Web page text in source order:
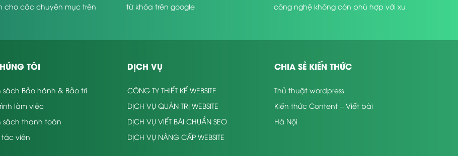
trang web bđs có thể bạn chưa biết
rầm rộ. Kéo theo đó là sự phát triển của lĩnh vực nghề bán bất động sản. &Amp; đối với các Công ty, đơn vị
một trang web chính chủ. Website này sẽ là bộ mặt của Cty trên môi trường mạng. Là phương tiện tìm khách
nâng cao độ đáng tin cậy. Vậy Như vậy nào là trang web bất động sản chất lượng thực sự?
khi
làm website bất động sản cần đảm bảo Một vài tiêu chí quan trọng landing page bất đông sản
dễ nhìn
thức có giao diện đẹp mắt, thu hút sẽ dễ gây ấn tượng hơn. Tại giữa nhiều trang web chung lĩnh vực trên thị
cho các chuyên mục trên
từ khóa trên google
công nghệ không còn phù hợp với xu
TÔI
sách Bảo hành & Bảo trì
làm việc
sách thanh toán
viên
DỊCH VỤ
CÔNG TY THIẾT KẾ WEBSITE
DỊCH VỤ QUẢN TRỊ WEBSITE
DỊCH VỤ VIẾT BÀI CHUẨN SEO
DỊCH VỤ NÂNG CẤP WEBSITE
CHIA SẺ KIẾN THỨC
Thủ thuật wordpress
Kiến thức Content – Viết bài
Hà Nội